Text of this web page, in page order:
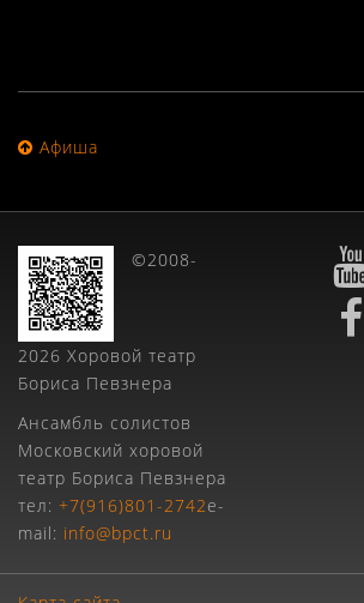
Афиша
©2008-
2026 Хоровой театр
Бориса Певзнера
Ансамбль солистов
Московский хоровой
театр Бориса Певзнера
тел: +7(916)801-2742e-
mail: info@bpct.ru